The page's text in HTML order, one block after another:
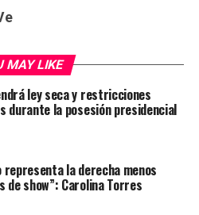
MAY LIKE
ley seca y restricciones
durante la posesión presidencial
representa la derecha menos
de show”: Carolina Torres